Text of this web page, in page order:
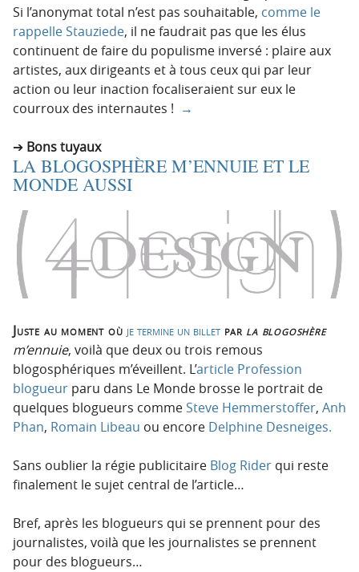
Si l’anonymat total n’est pas souhaitable, comme le
rappelle Stauziede, il ne faudrait pas que les élus
continuent de faire du populisme inversé : plaire aux
artistes, aux dirigeants et à tous ceux qui par leur
action ou leur inaction focaliseraient sur eux le
courroux des internautes ! →
Bons tuyaux
LA BLOGOSPHÈRE M’ENNUIE ET LE
MONDE AUSSI
Juste au moment où je termine un billet par la blogoshère
m’ennuie, voilà que deux ou trois remous
blogosphériques m’éveillent. L’article Profession
blogueur paru dans Le Monde brosse le portrait de
quelques blogueurs comme Steve Hemmerstoffer, Anh
Phan, Romain Libeau ou encore Delphine Desneiges.
Sans oublier la régie publicitaire Blog Rider qui reste
finalement le sujet central de l’article…
Bref, après les blogueurs qui se prennent pour des
journalistes, voilà que les journalistes se prennent
pour des blogueurs…